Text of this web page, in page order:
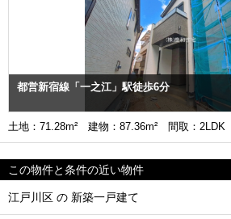
都営新宿線「一之江」駅徒歩6分
土地：71.28m² 建物：87.36m² 間取：2LDK
この物件と条件の近い物件
江戸川区 の 新築一戸建て